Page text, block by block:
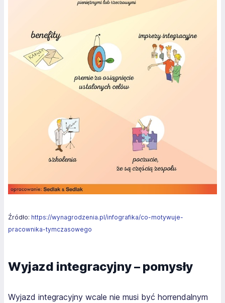
Źródło: https://wynagrodzenia.pl/infografika/co-motywuje-
pracownika-tymczasowego
Wyjazd integracyjny – pomysły
Wyjazd integracyjny wcale nie musi być horrendalnym